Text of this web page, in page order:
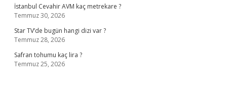
İstanbul Cevahir AVM kaç metrekare ?
Temmuz 30, 2026
Star TV’de bugün hangi dizi var ?
Temmuz 28, 2026
Safran tohumu kaç lira ?
Temmuz 25, 2026